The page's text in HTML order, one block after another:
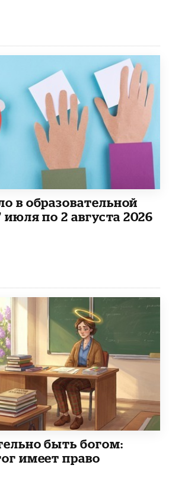
в образовательной
июля по 2 августа 2026
быть богом:
имеет право